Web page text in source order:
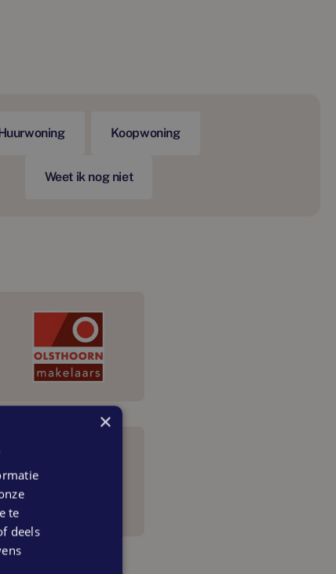
Koopwoning
Weet ik nog niet
×
te
deels